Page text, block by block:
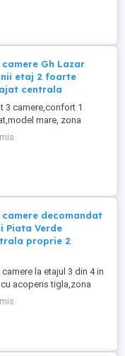
Gh Lazar
etaj 2 foarte
centrala
3 camere,confort 1
mare, zona
apropiere de Gheorghe
are o suprafata de
la etajul 2 in cadrul
...
decomandat
Piata Verde
proprie 2
la etajul 3 din 4 in
acoperis tigla,zona
pe 2
pe etaj,scara
este